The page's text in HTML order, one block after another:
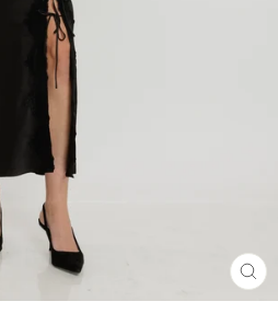
סגור
(ESC)